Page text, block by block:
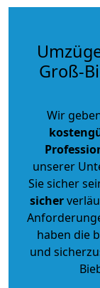
Groß-
Wir
unserer
Sie sicher
sicher
haben die
und